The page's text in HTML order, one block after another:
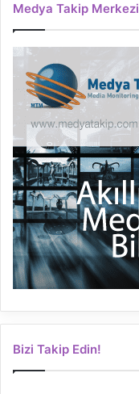
Medya Takip Merkezi
Bizi Takip Edin!